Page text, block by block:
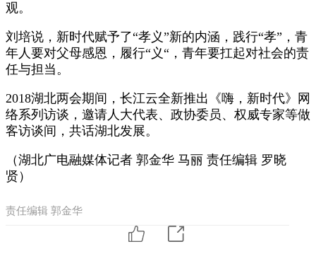
观。
刘培说，新时代赋予了“孝义”新的内涵，践行“孝”，青
年人要对父母感恩，履行“义“，青年要扛起对社会的责
任与担当。
2018湖北两会期间，长江云全新推出《嗨，新时代》网
络系列访谈，邀请人大代表、政协委员、权威专家等做
客访谈间，共话湖北发展。
（湖北广电融媒体记者 郭金华 马丽 责任编辑 罗晓
贤）
责任编辑 郭金华